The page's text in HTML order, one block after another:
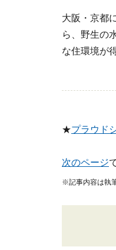
大阪・京都
ら、野生の
な住環境が
★プラウド
次のページ
※記事内容は執